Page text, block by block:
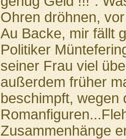
Ohren dröhnen,
Au Backe, mir fällt
Politiker
seiner Frau viel
außerdem früher
beschimpft, wegen
Zusammenhänge